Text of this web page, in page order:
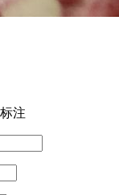
标注